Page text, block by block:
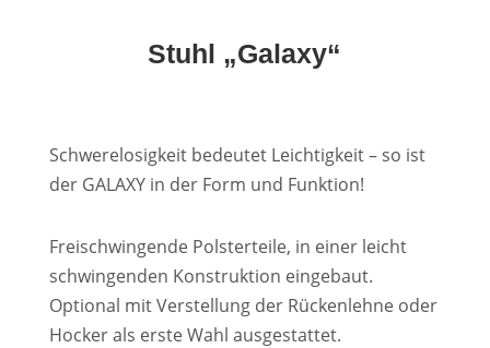
Stuhl „Galaxy“
Schwerelosigkeit bedeutet Leichtigkeit – so ist
der GALAXY in der Form und Funktion!
Freischwingende Polsterteile, in einer leicht
schwingenden Konstruktion eingebaut.
Optional mit Verstellung der Rückenlehne oder
Hocker als erste Wahl ausgestattet.